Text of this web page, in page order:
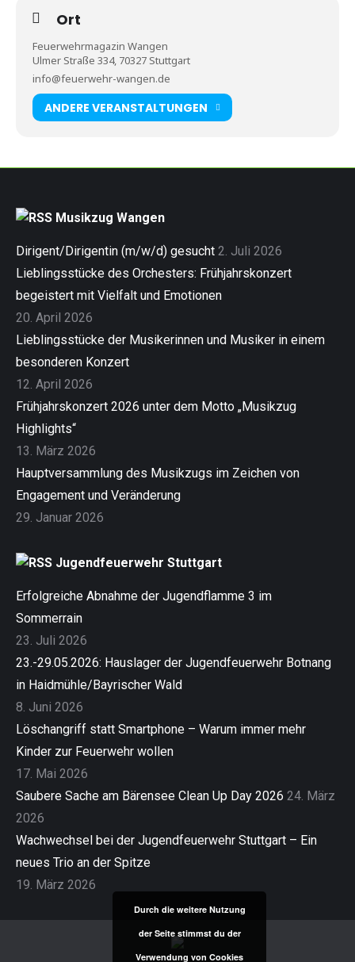
Ort
Feuerwehrmagazin Wangen
Ulmer Straße 334, 70327 Stuttgart
info@feuerwehr-wangen.de
ANDERE VERANSTALTUNGEN
Musikzug Wangen
Dirigent/Dirigentin (m/w/d) gesucht 2. Juli 2026
Lieblingsstücke des Orchesters: Frühjahrskonzert
begeistert mit Vielfalt und Emotionen
20. April 2026
Lieblingsstücke der Musikerinnen und Musiker in einem
besonderen Konzert
12. April 2026
Frühjahrskonzert 2026 unter dem Motto „Musikzug
Highlights“
13. März 2026
Hauptversammlung des Musikzugs im Zeichen von
Engagement und Veränderung
29. Januar 2026
Jugendfeuerwehr Stuttgart
Erfolgreiche Abnahme der Jugendflamme 3 im
Sommerrain
23. Juli 2026
23.-29.05.2026: Hauslager der Jugendfeuerwehr Botnang
in Haidmühle/Bayrischer Wald
8. Juni 2026
Löschangriff statt Smartphone – Warum immer mehr
Kinder zur Feuerwehr wollen
17. Mai 2026
Saubere Sache am Bärensee Clean Up Day 2026 24. März
2026
Wachwechsel bei der Jugendfeuerwehr Stuttgart – Ein
neues Trio an der Spitze
19. März 2026
Durch die weitere Nutzung
der Seite stimmst du der
Verwendung von Cookies